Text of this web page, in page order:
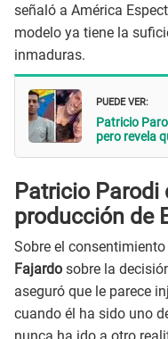
señaló a América
modelo ya tiene la
inmaduras.
PUEDE VER:
Patricio
pero revela
Patricio
producción de
Sobre el consentimiento
Fajardo sobre la
aseguró que le parece
cuando él ha sido uno